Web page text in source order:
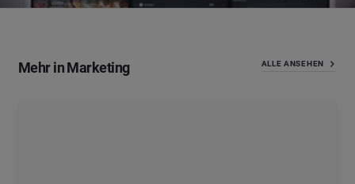
Mehr in Marketing ALLE ANSEHEN